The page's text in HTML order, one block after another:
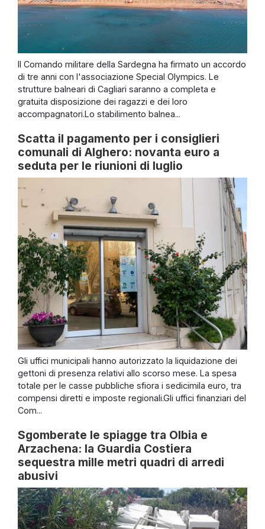
Il Comando militare della Sardegna ha firmato un accordo
di tre anni con l'associazione Special Olympics. Le
strutture balneari di Cagliari saranno a completa e
gratuita disposizione dei ragazzi e dei loro
accompagnatori.Lo stabilimento balnea...
Scatta il pagamento per i consiglieri
comunali di Alghero: novanta euro a
seduta per le riunioni di luglio
Gli uffici municipali hanno autorizzato la liquidazione dei
gettoni di presenza relativi allo scorso mese. La spesa
totale per le casse pubbliche sfiora i sedicimila euro, tra
compensi diretti e imposte regionali.Gli uffici finanziari del
Com...
Sgomberate le spiagge tra Olbia e
Arzachena: la Guardia Costiera
sequestra mille metri quadri di arredi
abusivi